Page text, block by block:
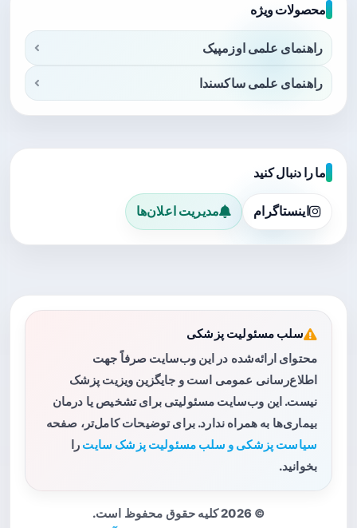
محصولات ویژه
راهنمای علمی اوزمپیک
راهنمای علمی ساکسندا
ما را دنبال کنید
اینستاگرام مدیریت اعلان‌ها
سلب مسئولیت پزشکی
محتوای ارائه‌شده در این وب‌سایت صرفاً جهت
اطلاع‌رسانی عمومی است و جایگزین ویزیت پزشک
نیست. این وب‌سایت مسئولیتی برای تشخیص یا درمان
بیماری‌ها به همراه ندارد. برای توضیحات کامل‌تر، صفحه
سیاست پزشکی و سلب مسئولیت پزشک سایت را
بخوانید.
© 2026 کلیه حقوق محفوظ است.